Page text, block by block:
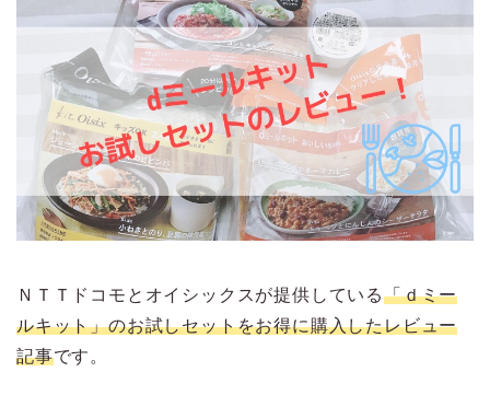
ＮＴＴドコモとオイシックスが提供している「ｄミー
ルキット」のお試しセットをお得に購入したレビュー
記事です。